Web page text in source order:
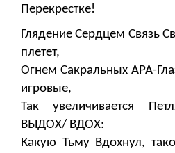
Перекрестке!
Глядение Сердцем Связь
плетет,
Огнем Сакральных АРА-
игровые,
Так увеличивается
ВЫДОХ/ ВДОХ:
Какую Тьму Вдохнул,